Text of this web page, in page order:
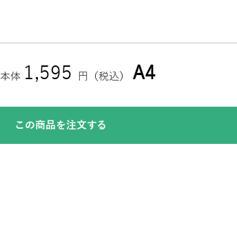
本体 1,595 円（税込） A4
この商品を注文する